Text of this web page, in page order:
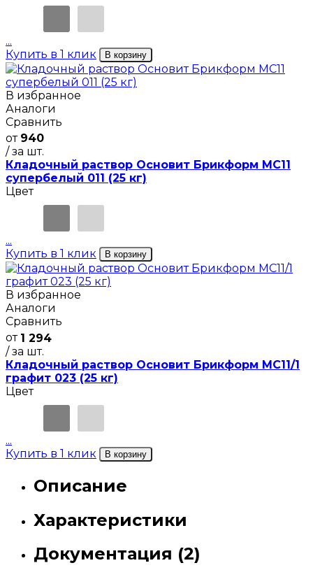
...
Купить в 1 клик
В корзину
В избранное
Аналоги
Сравнить
от 940
/ за шт.
Кладочный раствор Основит Брикформ MC11
супербелый 011 (25 кг)
Цвет
...
Купить в 1 клик
В корзину
В избранное
Аналоги
Сравнить
от 1 294
/ за шт.
Кладочный раствор Основит Брикформ MC11/1
графит 023 (25 кг)
Цвет
...
Купить в 1 клик
В корзину
Описание
Характеристики
Документация (2)